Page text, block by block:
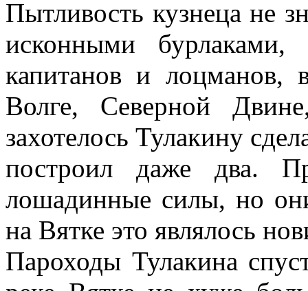
Пытливость кузнеца не
исконными
капитанов и лоцманов,
Волге, Северной
захотелось Тулакину
построил даже два.
лошадинные силы, но
на Вятке это являлось
Пароходы Тулакина